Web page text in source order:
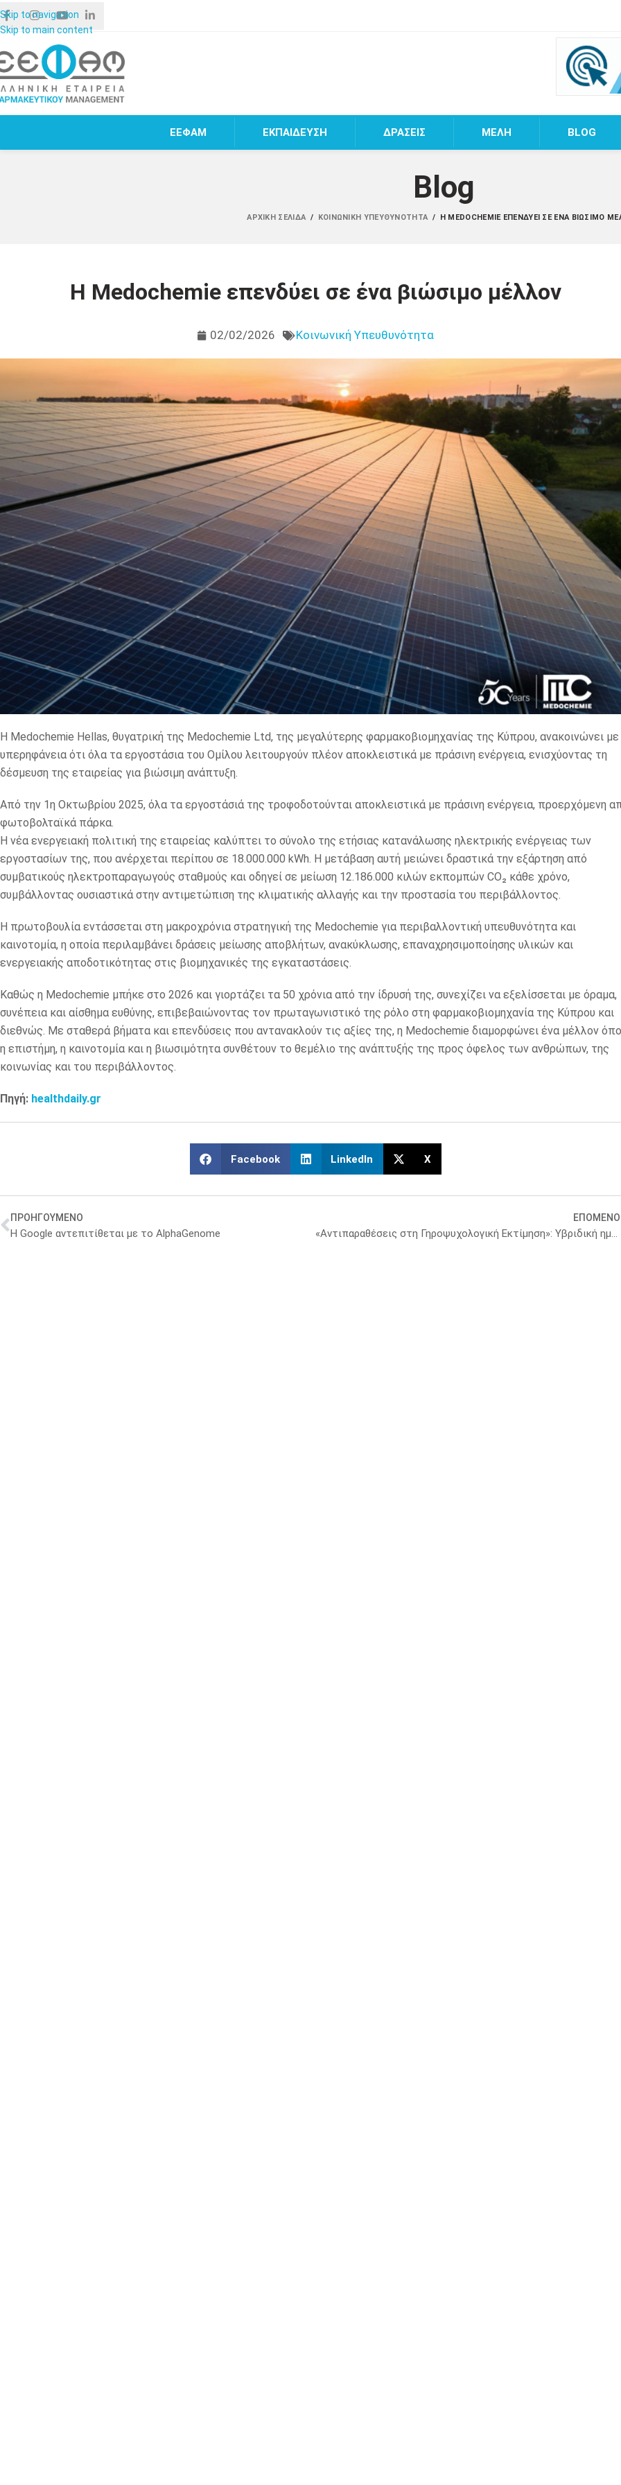
Skip to navigation
Skip to main content
ΕΕΦΑΜ ΕΚΠΑΙΔΕΥΣΗ ΔΡΑΣΕΙΣ MEΛΗ BLOG
Blog
ΑΡΧΙΚΉ ΣΕΛΊΔΑ / ΚΟΙΝΩΝΙΚΉ ΥΠΕΥΘΥΝΌΤΗΤΑ / Η MEDOCHEMIE ΕΠΕΝΔΎΕΙ ΣΕ ΈΝΑ ΒΙΏΣΙΜΟ
Η Medochemie επενδύει σε ένα βιώσιμο μέλλον
02/02/2026 Κοινωνική Υπευθυνότητα
Η Medochemie Hellas, θυγατρική της Medochemie Ltd, της μεγαλύτερης φαρμακοβιομηχανίας της Κύπρου, ανακοινώνει με
υπερηφάνεια ότι όλα τα εργοστάσια του Ομίλου λειτουργούν πλέον αποκλειστικά με πράσινη ενέργεια, ενισχύοντας τη
δέσμευση της εταιρείας για βιώσιμη ανάπτυξη.
Από την 1η Οκτωβρίου 2025, όλα τα εργοστάσιά της τροφοδοτούνται αποκλειστικά με πράσινη ενέργεια, προερχόμενη
φωτοβολταϊκά πάρκα.
Η νέα ενεργειακή πολιτική της εταιρείας καλύπτει το σύνολο της ετήσιας κατανάλωσης ηλεκτρικής ενέργειας των
εργοστασίων της, που ανέρχεται περίπου σε 18.000.000 kWh. Η μετάβαση αυτή μειώνει δραστικά την εξάρτηση από
συμβατικούς ηλεκτροπαραγωγούς σταθμούς και οδηγεί σε μείωση 12.186.000 κιλών εκπομπών CO₂ κάθε χρόνο,
συμβάλλοντας ουσιαστικά στην αντιμετώπιση της κλιματικής αλλαγής και την προστασία του περιβάλλοντος.
Η πρωτοβουλία εντάσσεται στη μακροχρόνια στρατηγική της Medochemie για περιβαλλοντική υπευθυνότητα και
καινοτομία, η οποία περιλαμβάνει δράσεις μείωσης αποβλήτων, ανακύκλωσης, επαναχρησιμοποίησης υλικών και
ενεργειακής αποδοτικότητας στις βιομηχανικές της εγκαταστάσεις.
Καθώς η Medochemie μπήκε στο 2026 και γιορτάζει τα 50 χρόνια από την ίδρυσή της, συνεχίζει να εξελίσσεται με όραμα,
συνέπεια και αίσθημα ευθύνης, επιβεβαιώνοντας τον πρωταγωνιστικό της ρόλο στη φαρμακοβιομηχανία της Κύπρου και
διεθνώς. Με σταθερά βήματα και επενδύσεις που αντανακλούν τις αξίες της, η Medochemie διαμορφώνει ένα μέλλον
η επιστήμη, η καινοτομία και η βιωσιμότητα συνθέτουν το θεμέλιο της ανάπτυξής της προς όφελος των ανθρώπων, της
κοινωνίας και του περιβάλλοντος.
Πηγή: healthdaily.gr
Facebook LinkedIn X
ΠΡΟΗΓΟΥΜΕΝΟ
Η Google αντεπιτίθεται με το AlphaGenome
ΕΠΟΜΕΝΟ
«Αντιπαραθέσεις στη Γηροψυχολογική Εκτίμηση»: Υβριδική ημερίδα